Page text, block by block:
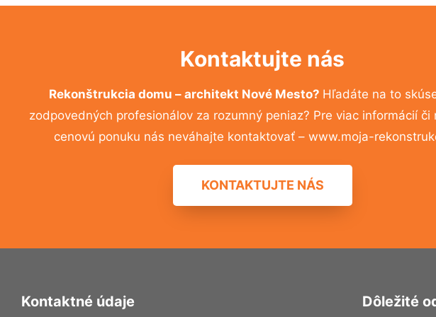
Kontaktujte nás
Rekonštrukcia domu – architekt Nové Mesto? Hľadáte na to
zodpovedných profesionálov za rozumný peniaz? Pre viac informácií či
cenovú ponuku nás neváhajte kontaktovať – www.moja-
KONTAKTUJTE NÁS
Kontaktné údaje Dôležité